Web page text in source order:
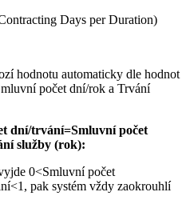
Days per Duration)
hodnotu automaticky dle hodnot
počet dní/rok a Trvání
dní/trvání=Smluvní počet
služby (rok):
0<Smluvní počet
pak systém vždy zaokrouhlí